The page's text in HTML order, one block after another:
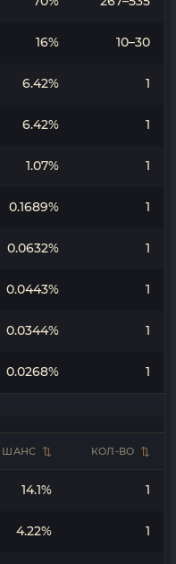
16% 10–30
6.42% 1
6.42% 1
1.07% 1
0.1689% 1
0.0632% 1
0.0443% 1
0.0344% 1
0.0268% 1
ШАНС КОЛ-ВО
14.1% 1
4.22% 1